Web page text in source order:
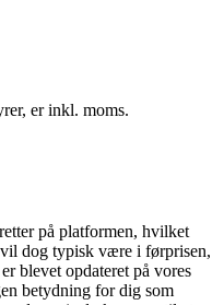
er inkl. moms.
på platformen, hvilket
dog typisk være i førprisen,
blevet opdateret på vores
betydning for dig som